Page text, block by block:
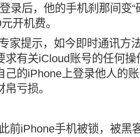
录后，他的手机刹那间变“
开机费。
家提示，如今即时通讯方
求有关iCloud账号的任何
己的iPhone上登录他人的
亏损。
前iPhone手机被锁，被黑